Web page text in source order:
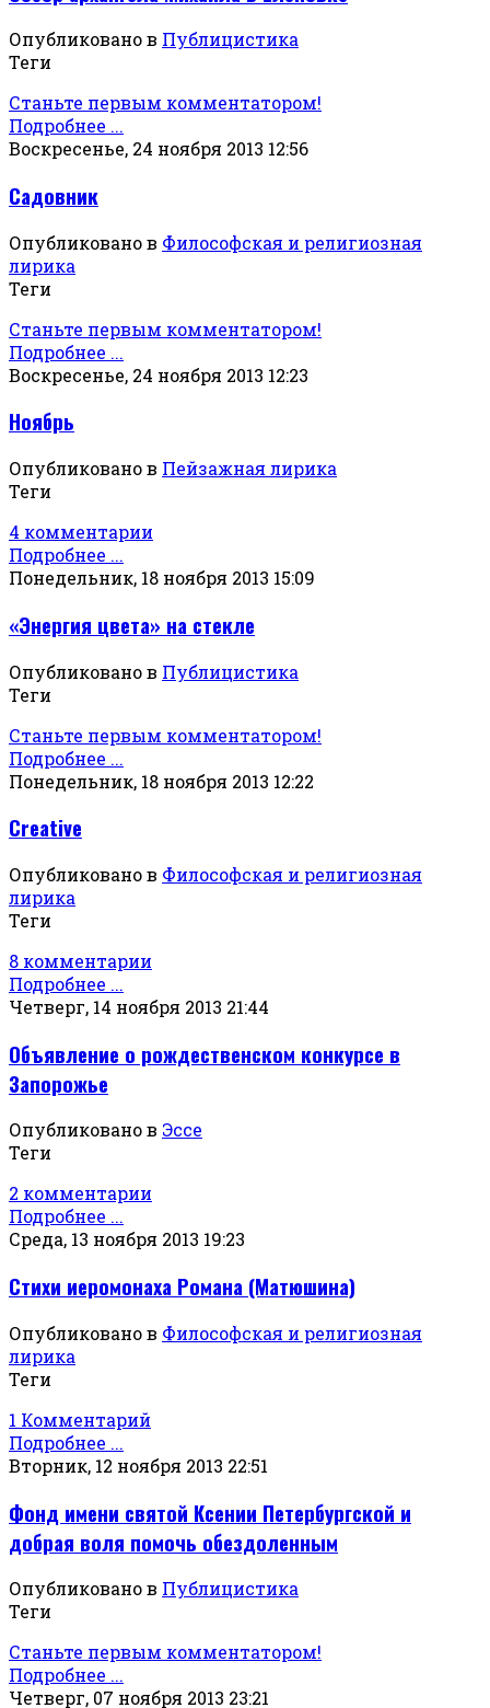
Опубликовано в Публицистика
Теги
Станьте первым комментатором!
Подробнее ...
Воскресенье, 24 ноября 2013 12:56
Садовник
Опубликовано в Философская и религиозная
лирика
Теги
Станьте первым комментатором!
Подробнее ...
Воскресенье, 24 ноября 2013 12:23
Ноябрь
Опубликовано в Пейзажная лирика
Теги
4 комментарии
Подробнее ...
Понедельник, 18 ноября 2013 15:09
«Энергия цвета» на стекле
Опубликовано в Публицистика
Теги
Станьте первым комментатором!
Подробнее ...
Понедельник, 18 ноября 2013 12:22
Creative
Опубликовано в Философская и религиозная
лирика
Теги
8 комментарии
Подробнее ...
Четверг, 14 ноября 2013 21:44
Объявление о рождественском конкурсе в
Запорожье
Опубликовано в Эссе
Теги
2 комментарии
Подробнее ...
Среда, 13 ноября 2013 19:23
Стихи иеромонаха Романа (Матюшина)
Опубликовано в Философская и религиозная
лирика
Теги
1 Комментарий
Подробнее ...
Вторник, 12 ноября 2013 22:51
Фонд имени святой Ксении Петербургской и
добрая воля помочь обездоленным
Опубликовано в Публицистика
Теги
Станьте первым комментатором!
Подробнее ...
Четверг, 07 ноября 2013 23:21